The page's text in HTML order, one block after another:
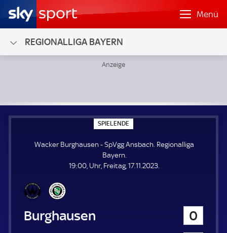
Menü
REGIONALLIGA BAYERN
SPIELENDE
P
E
N
Wacker Burghausen - SpVgg Ansbach. Regionalliga
Bayern.
19:00, Uhr, Freitag, 17.11.2023.
Wacker Burghausen
0